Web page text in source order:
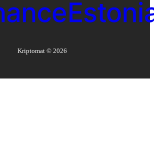
Kriptomat © 2026